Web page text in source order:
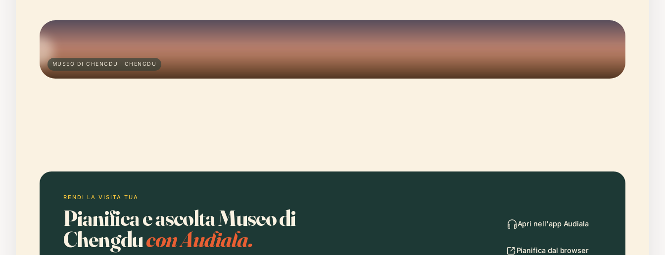
MUSEO DI CHENGDU · CHENGDU
RENDI LA VISITA TUA
Pianifica e ascolta Museo di
Chengducon Audiala.
Apri nell'app Audiala
Pianifica dal browser